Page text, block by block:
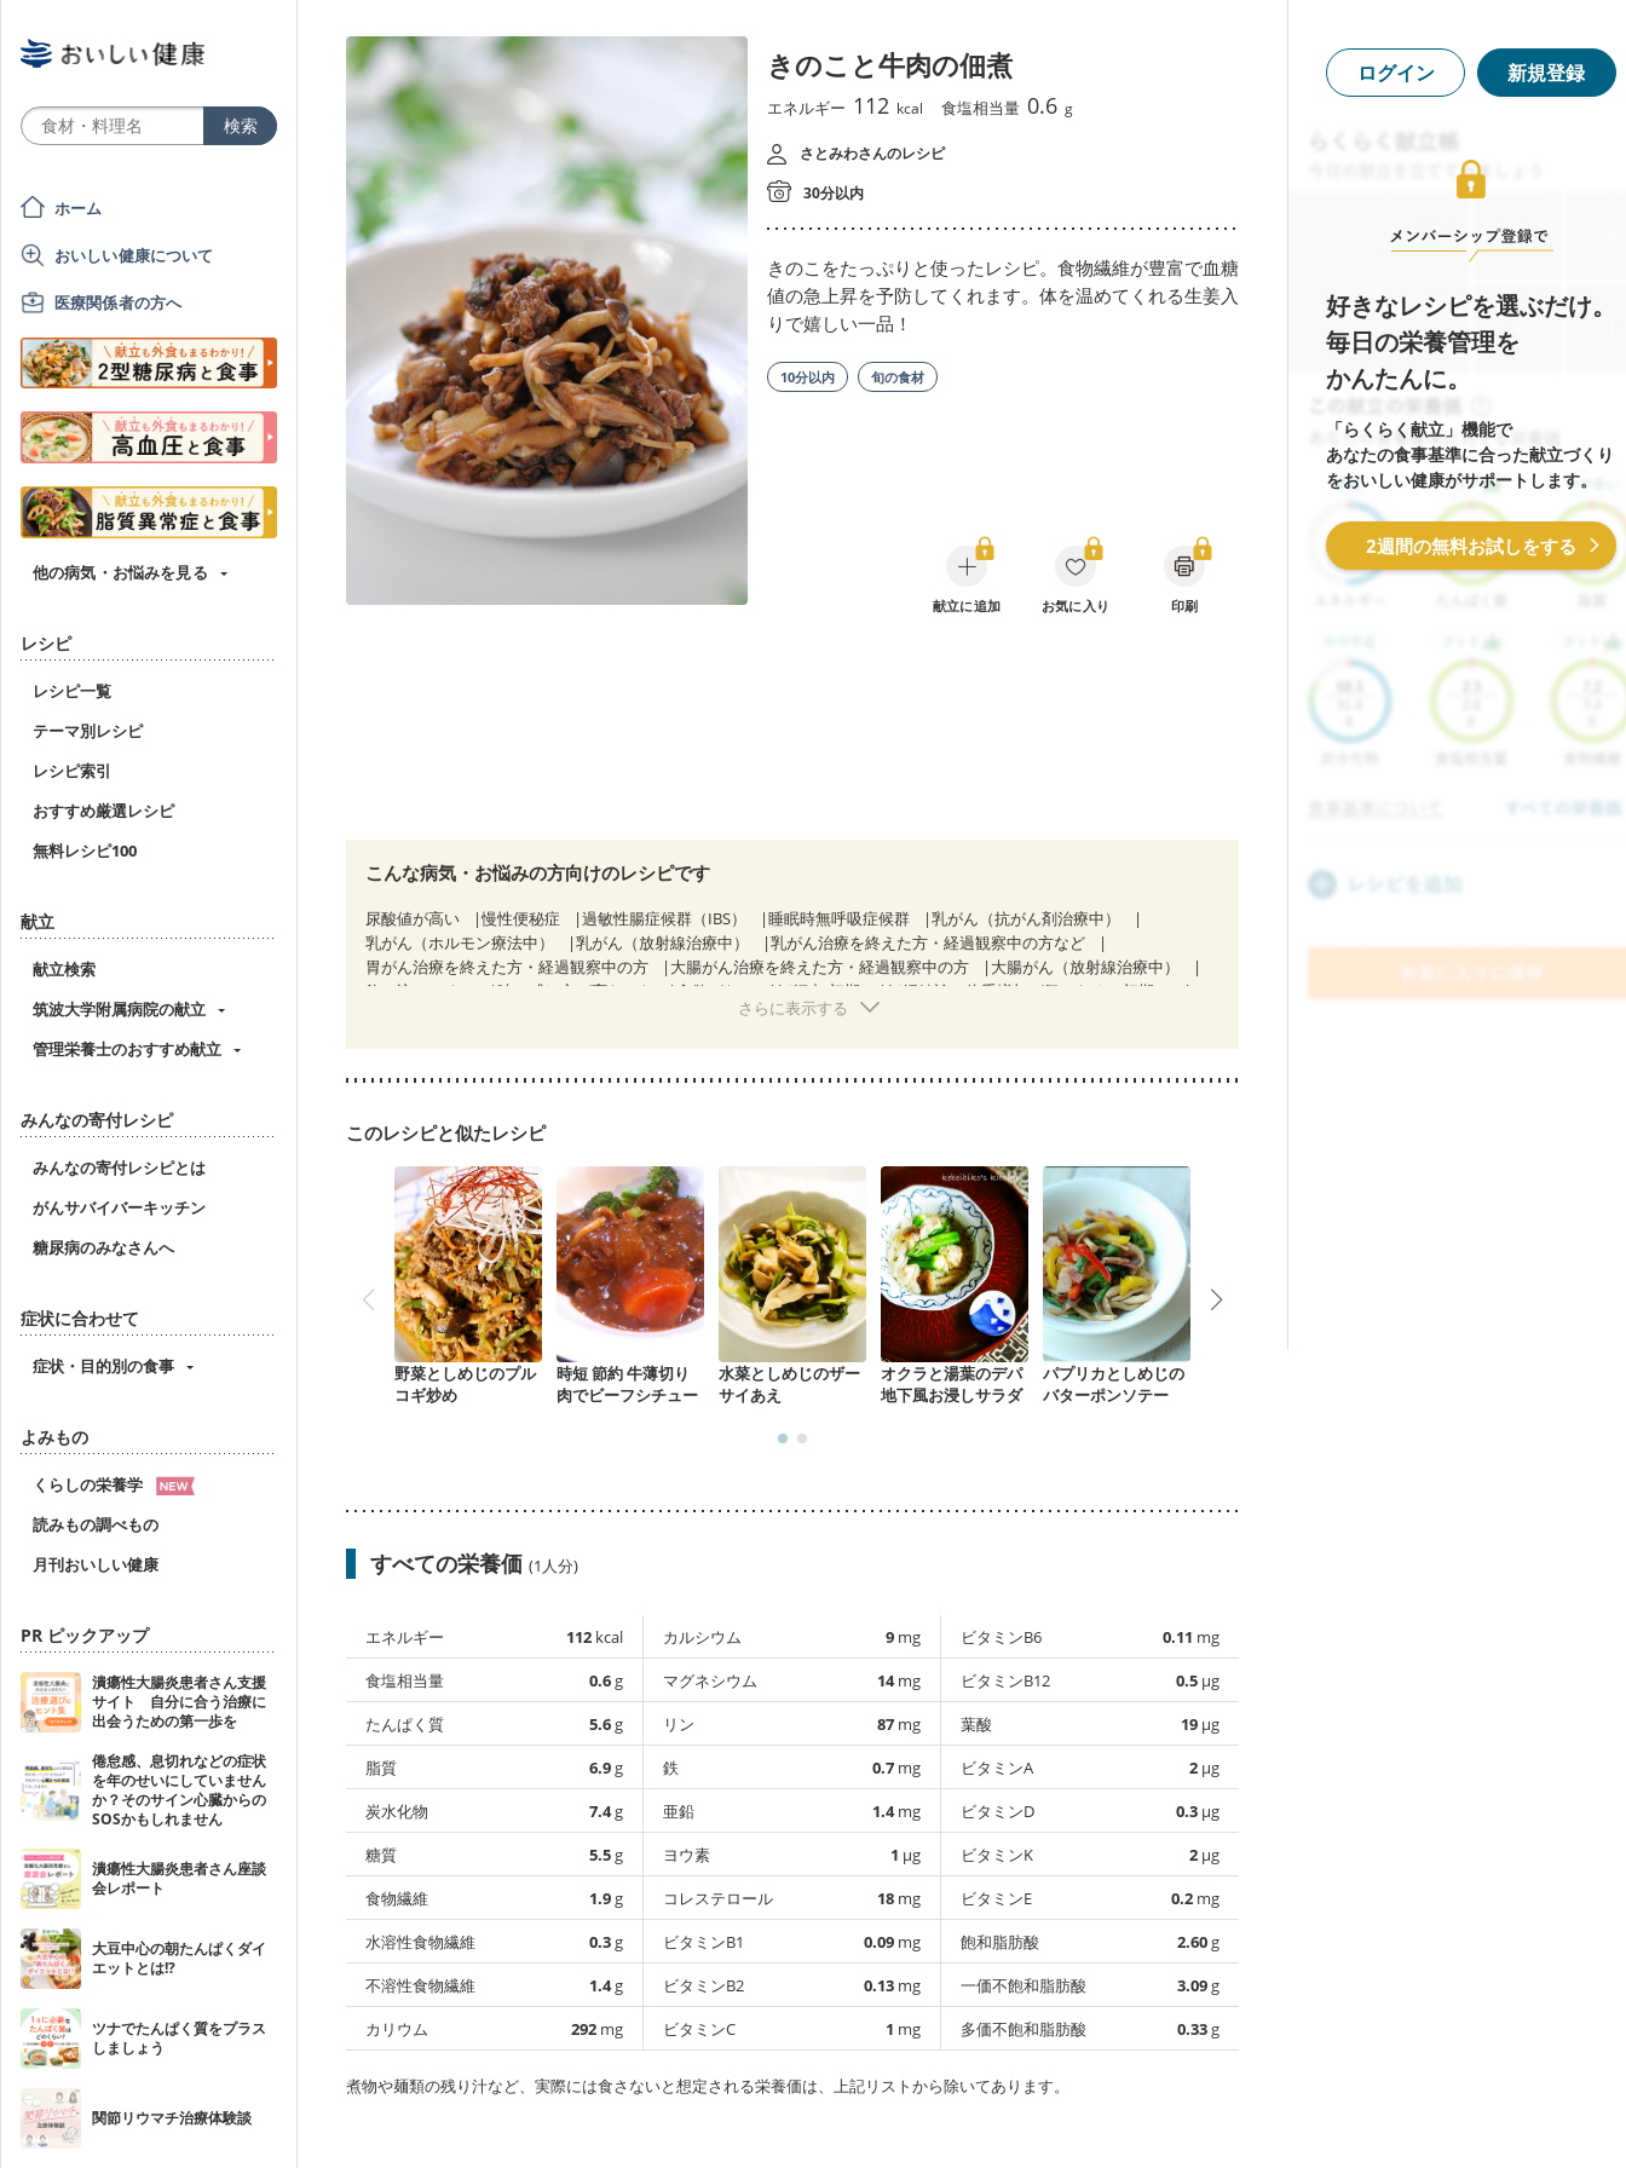
ホーム
おいしい健康について
医療関係者の方へ
他の病気・お悩みを見る
レシピ
レシピ一覧
テーマ別レシピ
レシピ索引
おすすめ厳選レシピ
無料レシピ100
献立
献立検索
筑波大学附属病院の献立
管理栄養士のおすすめ献立
みんなの寄付レシピ
みんなの寄付レシピとは
がんサバイバーキッチン
糖尿病のみなさんへ
症状に合わせて
症状・目的別の食事
よみもの
くらしの栄養学
読みもの調べもの
月刊おいしい健康
PR ピックアップ
潰瘍性大腸炎患者さん支援
サイト 自分に合う治療に
出会うための第一歩を
倦怠感、息切れなどの症状
を年のせいにしていません
か？そのサイン心臓からの
SOSかもしれません
潰瘍性大腸炎患者さん座談
会レポート
大豆中心の朝たんぱくダイ
エットとは!?
ツナでたんぱく質をプラス
しましょう
関節リウマチ治療体験談
きのこと牛肉の佃煮
エネルギー 112 kcal 食塩相当量 0.6 g
さとみわさんのレシピ
30分以内
きのこをたっぷりと使ったレシピ。食物繊維が豊富で血糖
値の急上昇を予防してくれます。体を温めてくれる生姜入
りで嬉しい一品！
10分以内 旬の食材
献立に追加 お気に入り 印刷
こんな病気・お悩みの方向けのレシピです
尿酸値が高い 慢性便秘症 過敏性腸症候群（IBS） 睡眠時無呼吸症候群
乳がん（抗がん剤治療中）
乳がん（ホルモン療法中）
乳がん（放射線治療中）
乳がん治療を終えた方・経過観察中の方など
胃がん治療を終えた方・経過観察中の方
大腸がん治療を終えた方・経過観察中の方
大腸がん（放射線治療中）
飲み込みにくい
味の感じ方が変わった 食欲がない 妊娠中(初期)
妊婦健診・体重増加が気になる（初期）
妊婦健診・血糖値が気になる（初期）
さらに表示する
このレシピと似たレシピ
野菜としめじのプル
コギ炒め
時短 節約 牛薄切り
肉でビーフシチュー
水菜としめじのザー
サイあえ
オクラと湯葉のデパ
地下風お浸しサラダ
パプリカとしめじの
バターポンソテー
すべての栄養価 (1人分)
エネルギー 112 kcal
食塩相当量
0.6g
たんぱく質
5.6g
脂質
6.9g
炭水化物
7.4g
糖質
5.5g
食物繊維
1.9g
水溶性食物繊維
0.3g
不溶性食物繊維
1.4g
カリウム
292 mg
カルシウム 9 mg
マグネシウム
14mg
リン
87 mg
鉄
0.7 mg
亜鉛
1.4mg
ヨウ素
1 µg
コレステロール
18 mg
ビタミンB1
0.09 mg
ビタミンB2
0.13 mg
ビタミンC
1 mg
ビタミンB6 0.11 mg
ビタミンB12
0.5 µg
葉酸
19 µg
ビタミンA
2 µg
ビタミンD
0.3 µg
ビタミンK
2 µg
ビタミンE
0.2 mg
飽和脂肪酸
2.60g
一価不飽和脂肪酸
3.09g
多価不飽和脂肪酸
0.33g
煮物や麺類の残り汁など、実際には食さないと想定される栄養価は、上記リストから除いてあります。
ログイン 新規登録
好きなレシピを選ぶだけ。
毎日の栄養管理を
かんたんに。
「らくらく献立」機能で
あなたの食事基準に合った献立づくり
をおいしい健康がサポートします。
2週間の無料お試しをする